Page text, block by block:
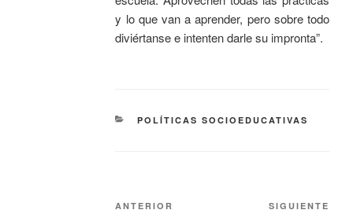
y lo que van a aprender, pero sobre todo
diviértanse e intenten darle su impronta”.
POLÍTICAS SOCIOEDUCATIVAS
ANTERIOR SIGUIENTE